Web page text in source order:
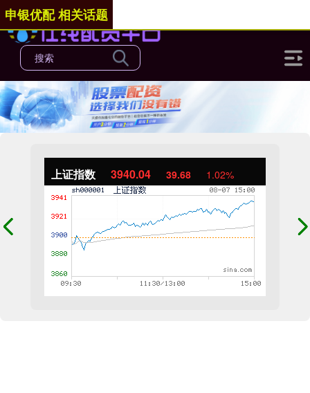
上证指数 3940.04 39.68 1.02%
申银优配 相关话题